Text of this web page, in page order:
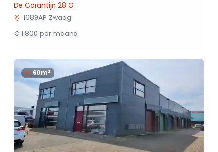
De Corantijn 28 G
1689AP Zwaag
€ 1.800 per maand
60m²